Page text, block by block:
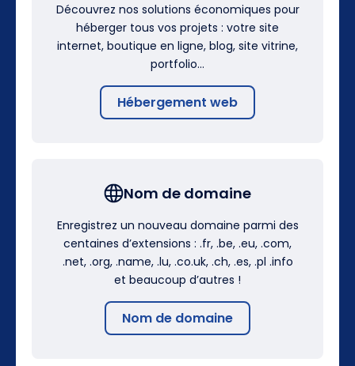
Découvrez nos solutions économiques pour
héberger tous vos projets : votre site
internet, boutique en ligne, blog, site vitrine,
portfolio…
Hébergement web
Nom de domaine
Enregistrez un nouveau domaine parmi des
centaines d’extensions : .fr, .be, .eu, .com,
.net, .org, .name, .lu, .co.uk, .ch, .es, .pl .info
et beaucoup d’autres !
Nom de domaine